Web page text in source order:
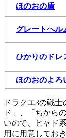
ほのおの盾
グレートヘル
ひかりのドレ
ほのおのよろ
ドラクエ3の戦
ド」、「ちから
いので、ヒャド
用に用意してお